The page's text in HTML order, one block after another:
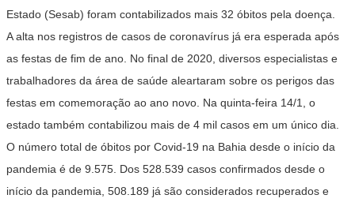
Estado (Sesab) foram contabilizados mais 32 óbitos pela doença.
A alta nos registros de casos de coronavírus já era esperada após
as festas de fim de ano. No final de 2020, diversos especialistas e
trabalhadores da área de saúde aleartaram sobre os perigos das
festas em comemoração ao ano novo. Na quinta-feira 14/1, o
estado também contabilizou mais de 4 mil casos em um único dia.
O número total de óbitos por Covid-19 na Bahia desde o início da
pandemia é de 9.575. Dos 528.539 casos confirmados desde o
início da pandemia, 508.189 já são considerados recuperados e